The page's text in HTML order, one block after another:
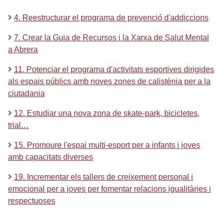
4. Reestructurar el programa de prevenció d'addiccions
7. Crear la Guia de Recursos i la Xarxa de Salut Mental
a Abrera
11. Potenciar el programa d'activitats esportives dirigides
als espais públics amb noves zones de calistènia per a la
ciutadania
12. Estudiar una nova zona de skate-park, bicicletes,
trial…
15. Promoure l'espai multi-esport per a infants i joves
amb capacitats diverses
19. Incrementar els tallers de creixement personal i
emocional per a joves per fomentar relacions igualitàries i
respectuoses